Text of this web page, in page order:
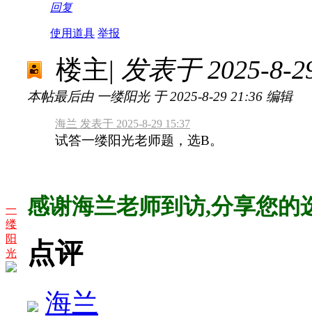
回复
使用道具 举报
一
缕
阳
光
楼主| 发表于 2025-8-
本帖最后由 一缕阳光 于 2025-8-29 21:36 编辑
海兰 发表于 2025-8-29 15:37
试答一缕阳光老师题，选B。
感谢海兰老师到访,分享您的
点评
海兰